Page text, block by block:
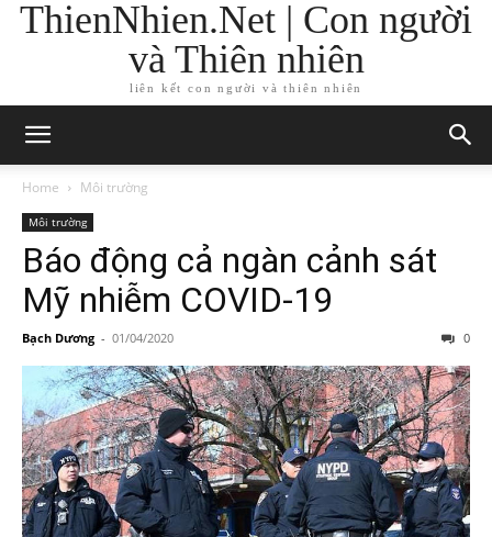
ThienNhien.Net | Con người
và Thiên nhiên
liên kết con người và thiên nhiên
Home Môi trường
Môi trường
Báo động cả ngàn cảnh sát
Mỹ nhiễm COVID-19
Bạch Dương - 01/04/2020 0